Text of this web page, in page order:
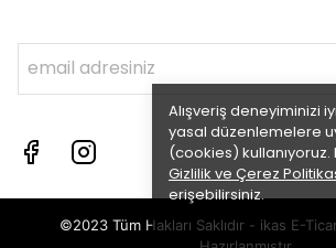
Alışveriş deneyiminizi
yasal düzenlemelere
(cookies) kullanıyoruz.
Gizlilik ve Çerez
erişebilirsiniz.
©2023 Tüm Hakları Saklıdır - ikas E-